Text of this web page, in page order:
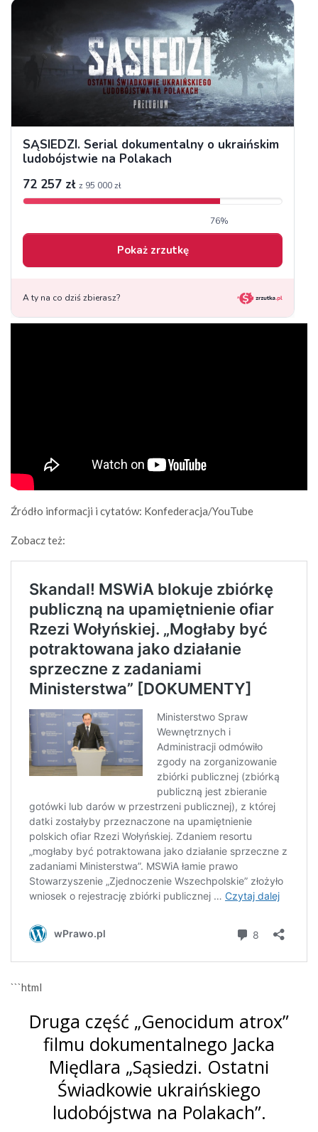
Źródło informacji i cytatów: Konfederacja/YouTube
Zobacz też:
```html
Druga część „Genocidum atrox”
filmu dokumentalnego Jacka
Międlara „Sąsiedzi. Ostatni
Świadkowie ukraińskiego
ludobójstwa na Polakach”.